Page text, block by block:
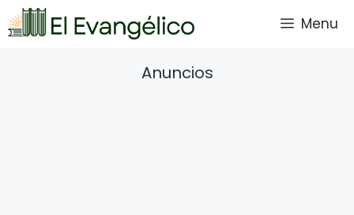
Saltar
al
Menu
Anuncios